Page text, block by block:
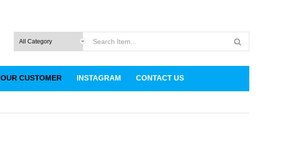
OUR CUSTOMER INSTAGRAM CONTACT US